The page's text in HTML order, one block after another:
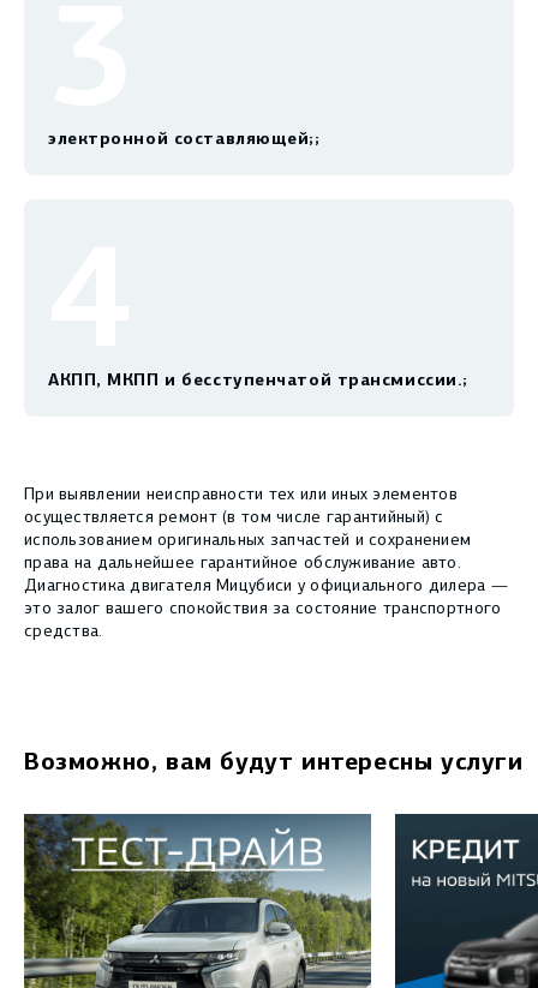
электронной составляющей;;
АКПП, МКПП и бесступенчатой трансмиссии.;
При выявлении неисправности тех или иных элементов
осуществляется ремонт (в том числе гарантийный) с
использованием оригинальных запчастей и сохранением
права на дальнейшее гарантийное обслуживание авто.
Диагностика двигателя Мицубиси у официального дилера —
это залог вашего спокойствия за состояние транспортного
средства.
Возможно, вам будут интересны услуги